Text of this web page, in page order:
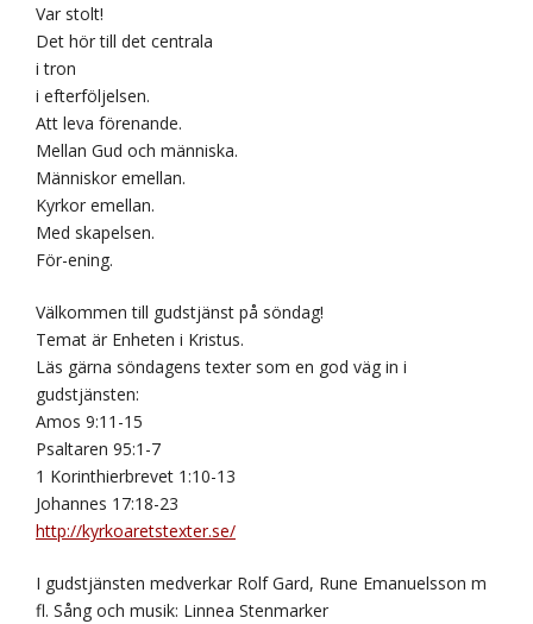
Var stolt!
Det hör till det centrala
i tron
i efterföljelsen.
Att leva förenande.
Mellan Gud och människa.
Människor emellan.
Kyrkor emellan.
Med skapelsen.
För-ening.
Välkommen till gudstjänst på söndag!
Temat är Enheten i Kristus.
Läs gärna söndagens texter som en god väg in i
gudstjänsten:
Amos 9:11-15
Psaltaren 95:1-7
1 Korinthierbrevet 1:10-13
Johannes 17:18-23
http://kyrkoaretstexter.se/
I gudstjänsten medverkar Rolf Gard, Rune Emanuelsson m
fl. Sång och musik: Linnea Stenmarker